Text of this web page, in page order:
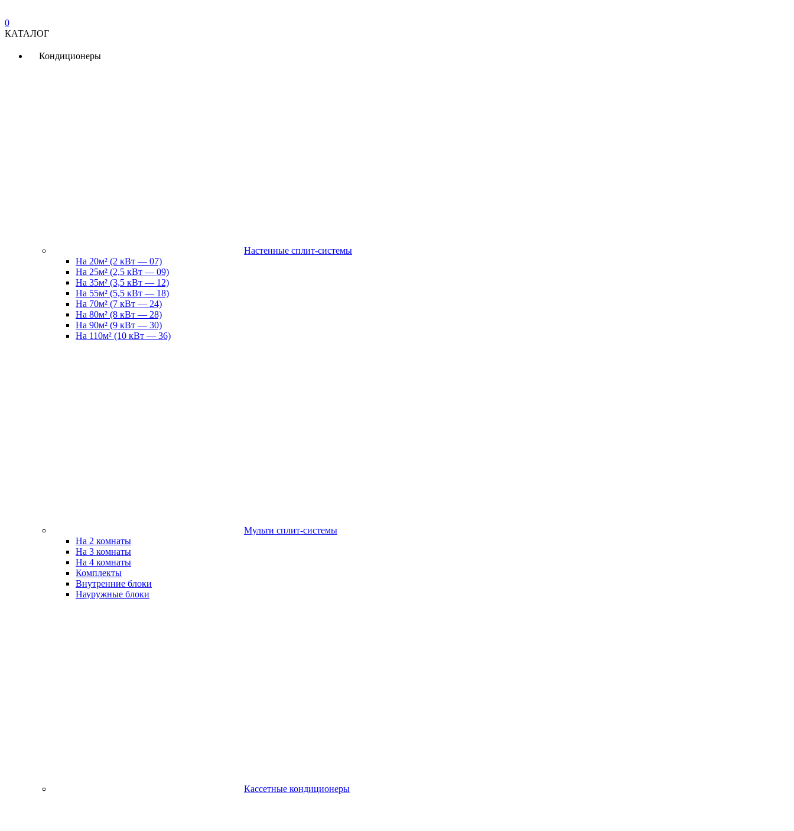
0
КАТАЛОГ
Кондиционеры
Настенные сплит-системы
На 20м² (2 кВт — 07)
На 25м² (2,5 кВт — 09)
На 35м² (3,5 кВт — 12)
На 55м² (5,5 кВт — 18)
На 70м² (7 кВт — 24)
На 80м² (8 кВт — 28)
На 90м² (9 кВт — 30)
На 110м² (10 кВт — 36)
Мульти сплит-системы
На 2 комнаты
На 3 комнаты
На 4 комнаты
Комплекты
Внутренние блоки
Науружные блоки
Кассетные кондиционеры